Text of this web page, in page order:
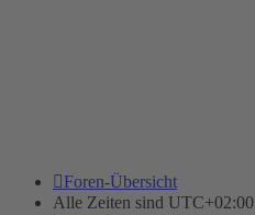
Foren-Übersicht
Alle Zeiten sind UTC+02:00